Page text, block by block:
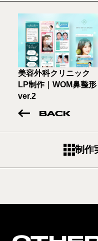
美容外科クリニック
LP制作｜WOM鼻整形
ver.2
BACK
制作